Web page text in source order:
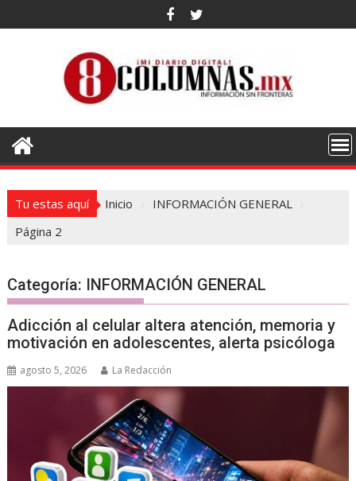
al
Tu estas aquí Inicio
INFORMACIÓN GENERAL
Página 2
Categoría: INFORMACIÓN GENERAL
Adicción al celular altera atención, memoria y
motivación en adolescentes, alerta psicóloga
agosto 5, 2026 La Redacción